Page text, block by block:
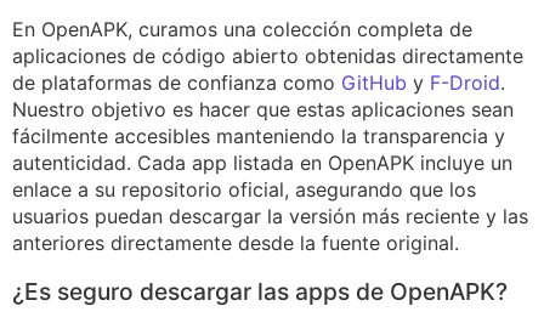
En OpenAPK, curamos una colección completa de
aplicaciones de código abierto obtenidas directamente
de plataformas de confianza como GitHub y F-Droid.
Nuestro objetivo es hacer que estas aplicaciones sean
fácilmente accesibles manteniendo la transparencia y
autenticidad. Cada app listada en OpenAPK incluye un
enlace a su repositorio oficial, asegurando que los
usuarios puedan descargar la versión más reciente y las
anteriores directamente desde la fuente original.
¿Es seguro descargar las apps de OpenAPK?